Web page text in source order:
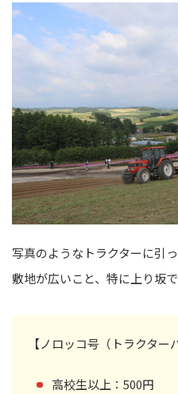
写真のようなトラクターに引
敷地が広いこと、特に上り坂
【ノロッコ号（トラクター
高校生以上：500円